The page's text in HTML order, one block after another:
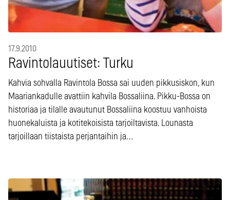
17.9.2010
Ravintolauutiset: Turku
Kahvia sohvalla Ravintola Bossa sai uuden pikkusiskon, kun
Maariankadulle avattiin kahvila Bossaliina. Pikku-Bossa on
historiaa ja tilalle avautunut Bossaliina koostuu vanhoista
huonekaluista ja kotitekoisista tarjoiltavista. Lounasta
tarjoillaan tiistaista perjantaihin ja…